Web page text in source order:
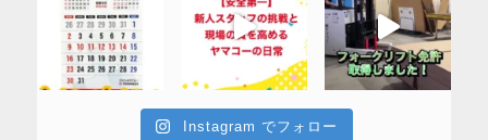
Instagram でフォロー